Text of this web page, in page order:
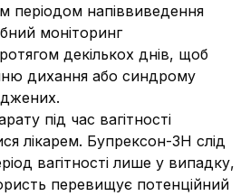
періодом напіввиведення
моніторинг
декількох днів, щоб
дихання або синдрому
під час вагітності
лікарем. Бупрексон-ЗН слід
вагітності лише у випадку,
перевищує потенційний